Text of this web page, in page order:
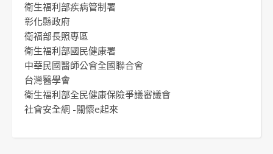
衛生福利部疾病管制署
彰化縣政府
衛福部長照專區
衛生福利部國民健康署
中華民國醫師公會全國聯合會
台灣醫學會
衛生福利部全民健康保險爭議審議會
社會安全網 -關懷e起來